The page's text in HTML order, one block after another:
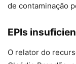
de contaminação
EPIs
O relator do